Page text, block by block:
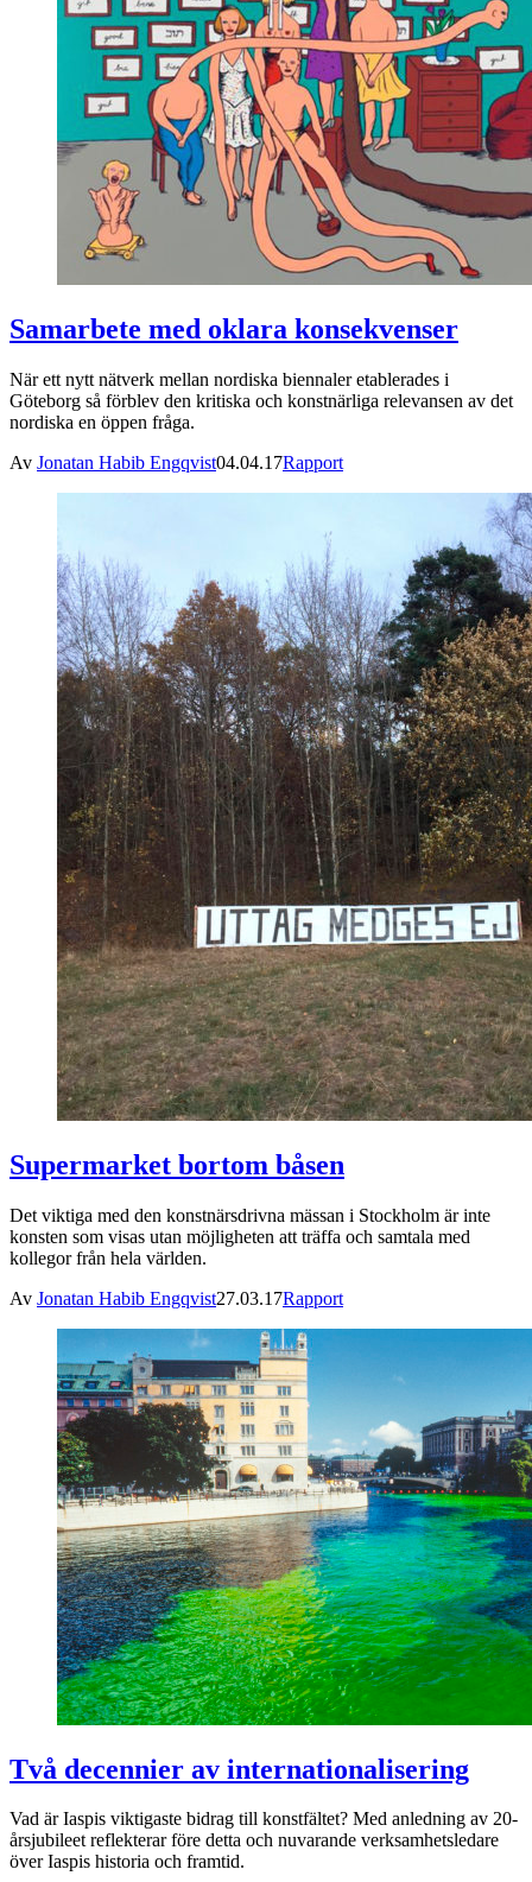
Samarbete med oklara konsekvenser
När ett nytt nätverk mellan nordiska biennaler etablerades i
Göteborg så förblev den kritiska och konstnärliga relevansen av det
nordiska en öppen fråga.
Av Jonatan Habib Engqvist04.04.17Rapport
Supermarket bortom båsen
Det viktiga med den konstnärsdrivna mässan i Stockholm är inte
konsten som visas utan möjligheten att träffa och samtala med
kollegor från hela världen.
Av Jonatan Habib Engqvist27.03.17Rapport
Två decennier av internationalisering
Vad är Iaspis viktigaste bidrag till konstfältet? Med anledning av 20-
årsjubileet reflekterar före detta och nuvarande verksamhetsledare
över Iaspis historia och framtid.